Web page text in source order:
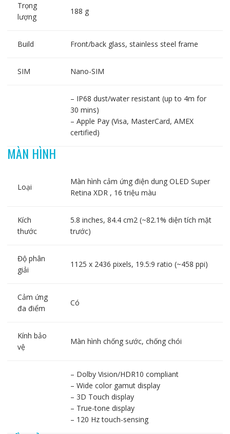
Trọng
lượng
188 g
Build Front/back glass, stainless steel frame
SIM Nano-SIM
– IP68 dust/water resistant (up to 4m for
30 mins)
– Apple Pay (Visa, MasterCard, AMEX
certified)
MÀN HÌNH
Loại
Màn hình cảm ứng điện dung OLED Super
Retina XDR , 16 triệu màu
Kích
thước
5.8 inches, 84.4 cm2 (~82.1% diện tích mặt
trước)
Độ phân
giải
1125 x 2436 pixels, 19.5:9 ratio (~458 ppi)
Cảm ứng
đa điểm
Có
Kính bảo
vệ
Màn hình chống sước, chống chói
– Dolby Vision/HDR10 compliant
– Wide color gamut display
– 3D Touch display
– True-tone display
– 120 Hz touch-sensing